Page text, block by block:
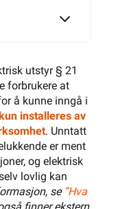
utstyr § 21
forbrukere at
å kunne inngå i
installeres av
. Unntatt
er ment
og elektrisk
lovlig kan
se ”Hva